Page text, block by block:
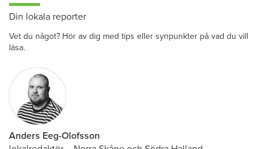
Din lokala reporter
Vet du något? Hör av dig med tips eller synpunkter på vad du vill
läsa.
Anders Eeg-Olofsson